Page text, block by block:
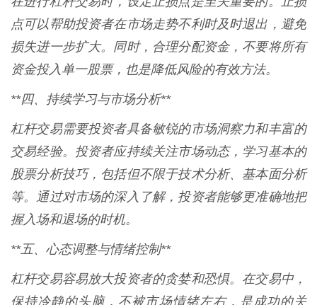
点可以帮助投资者在市场走势不利时及时退出，避免
损失进一步扩大。同时，合理分配资金，不要将所有
资金投入单一股票，也是降低风险的有效方法。
**四、持续学习与市场分析**
杠杆交易需要投资者具备敏锐的市场洞察力和丰富的
交易经验。投资者应持续关注市场动态，学习基本的
股票分析技巧，包括但不限于技术分析、基本面分析
等。通过对市场的深入了解，投资者能够更准确地把
握入场和退场的时机。
**五、心态调整与情绪控制**
杠杆交易容易放大投资者的贪婪和恐惧。在交易中，
保持冷静的头脑，不被市场情绪左右，是成功的关